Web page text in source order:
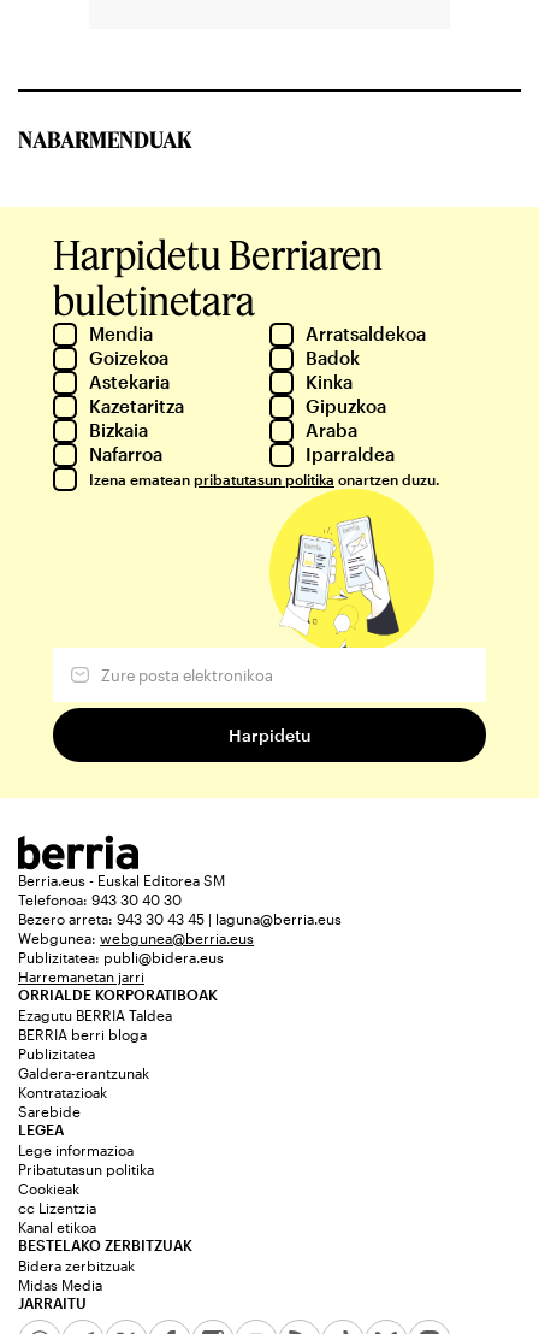
NABARMENDUAK
Harpidetu Berriaren
buletinetara
Mendia
Arratsaldekoa
Goizekoa
Badok
Astekaria
Kinka
Kazetaritza
Gipuzkoa
Bizkaia
Araba
Nafarroa
Iparraldea
Izena ematean pribatutasun politika onartzen duzu.
Berria.eus - Euskal Editorea SM
Telefonoa: 943 30 40 30
Bezero arreta: 943 30 43 45 | laguna@berria.eus
Webgunea: webgunea@berria.eus
Publizitatea: publi@bidera.eus
Harremanetan jarri
ORRIALDE KORPORATIBOAK
Ezagutu BERRIA Taldea
BERRIA berri bloga
Publizitatea
Galdera-erantzunak
Kontratazioak
Sarebide
JARRAITU
LEGEA
Lege informazioa
Pribatutasun politika
Cookieak
cc Lizentzia
Kanal etikoa
BESTELAKO ZERBITZUAK
Bidera zerbitzuak
Midas Media